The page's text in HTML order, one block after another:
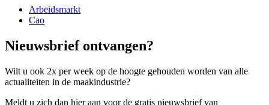
Arbeidsmarkt
Cao
Nieuwsbrief ontvangen?
Wilt u ook 2x per week op de hoogte gehouden worden van alle
actualiteiten in de maakindustrie?
Meldt u zich dan hier aan voor de gratis nieuwsbrief van